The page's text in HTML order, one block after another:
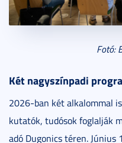
Fotó:
Két nagyszínpadi
2026-ban két alkalommal
kutatók, tudósok foglalják
adó Dugonics téren.